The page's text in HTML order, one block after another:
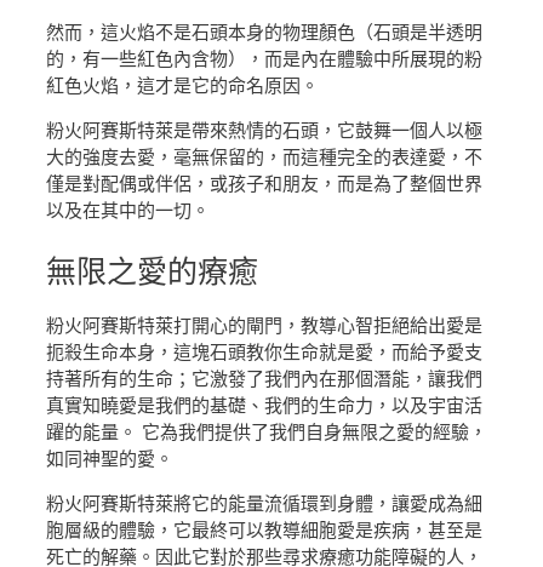
然而，這火焰不是石頭本身的物理顏色（石頭是半透明
的，有一些紅色內含物），而是內在體驗中所展現的粉
紅色火焰，這才是它的命名原因。
粉火阿賽斯特萊是帶來熱情的石頭，它鼓舞一個人以極
大的強度去愛，毫無保留的，而這種完全的表達愛，不
僅是對配偶或伴侶，或孩子和朋友，而是為了整個世界
以及在其中的一切。
無限之愛的療癒
粉火阿賽斯特萊打開心的閘門，教導心智拒絕給出愛是
扼殺生命本身，這塊石頭教你生命就是愛，而給予愛支
持著所有的生命；它激發了我們內在那個潛能，讓我們
真實知曉愛是我們的基礎、我們的生命力，以及宇宙活
躍的能量。 它為我們提供了我們自身無限之愛的經驗，
如同神聖的愛。
粉火阿賽斯特萊將它的能量流循環到身體，讓愛成為細
胞層級的體驗，它最終可以教導細胞愛是疾病，甚至是
死亡的解藥。因此它對於那些尋求療癒功能障礙的人，